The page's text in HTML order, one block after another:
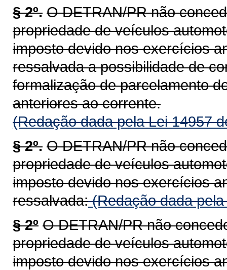
§ 2º. O DETRAN/PR não
propriedade de veículos
imposto devido nos exercícios
ressalvada a possibilidade de
formalização de parcelamento
anteriores ao corrente.
(Redação dada pela Lei 14957
§ 2º. O DETRAN/PR não
propriedade de veículos
imposto devido nos exercícios
ressalvada:(Redação dada
§ 2º O DETRAN/PR não
propriedade de veículos
imposto devido nos exercícios